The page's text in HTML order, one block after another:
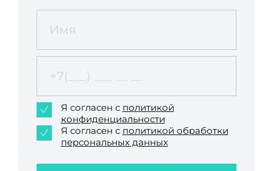
Я согласен с политикой
конфиденциальности
Я согласен с политикой обработки
персональных данных